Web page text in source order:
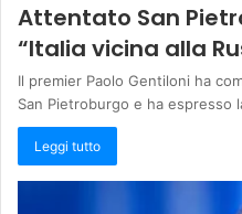
Attentato San
“Italia vicina alla
Il premier Paolo Gentiloni ha
San Pietroburgo e ha espresso
Leggi tutto